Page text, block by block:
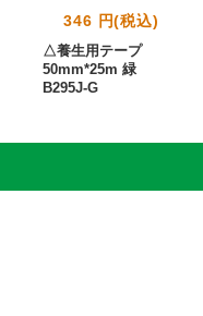
346 円(税込)
△養生用テープ
50mm*25m 緑
B295J-G